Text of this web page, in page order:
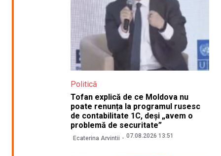
Politică
Tofan explică de ce Moldova nu
poate renunța la programul rusesc
de contabilitate 1C, deși „avem o
problemă de securitate”
Ecaterina Arvintii 07.08.2026 13:51